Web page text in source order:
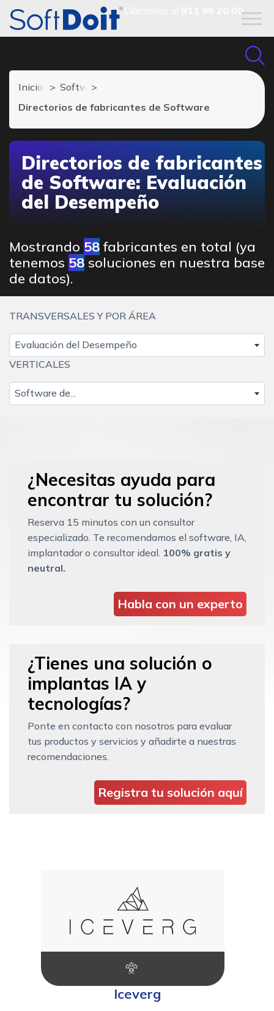
911 98 20 00
Inicio
Software Evaluación del Desempeño
Directorios de fabricantes de Software
Directorios de fabricantes
de Software: Evaluación
del Desempeño
Mostrando 58fabricantes en total (ya
tenemos 58 soluciones en nuestra base
de datos).
TRANSVERSALES Y POR ÁREA
Evaluación del Desempeño
VERTICALES
Software de...
¿Necesitas ayuda para
encontrar tu solución?
Reserva 15 minutos con un consultor
especializado. Te recomendamos el software, IA,
implantador o consultor ideal. 100% gratis y
neutral.
Habla con un experto
¿Tienes una solución o
implantas IA y
tecnologías?
Ponte en contacto con nosotros para evaluar
tus productos y servicios y añadirte a nuestras
recomendaciones.
Registra tu solución aquí
Iceverg